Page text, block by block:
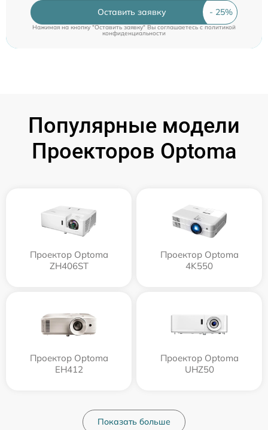
Оставить заявку
Нажимая на кнопку "Оставить заявку" Вы соглашаетесь cполитикой
конфиденциальности
Популярные модели
Проекторов Optoma
Проектор Optoma
ZH406ST
Проектор Optoma
4K550
Проектор Optoma
EH412
Проектор Optoma
UHZ50
Показать больше